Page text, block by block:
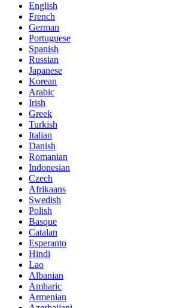
English
French
German
Portuguese
Spanish
Russian
Japanese
Korean
Arabic
Irish
Greek
Turkish
Italian
Danish
Romanian
Indonesian
Czech
Afrikaans
Swedish
Polish
Basque
Catalan
Esperanto
Hindi
Lao
Albanian
Amharic
Armenian